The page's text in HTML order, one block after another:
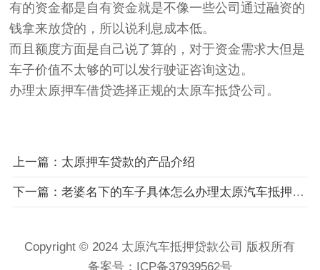
有的资金都是自有资金就是不像一些公司通过融资的
钱拿来放贷的，所以说利息成本低。
而且额度方面是自己说了算的，对于资金需求大但是
车子价值不太够的可以发行驶证咨询这边。
办理太原押车借贷选择正规的太原车抵贷公司。
上一篇：太原押车贷款的产品介绍
下一篇：老婆名下的车子具体怎么办理太原汽车抵押贷款
Copyright © 2024 太原汽车抵押贷款公司 版权所有
备案号： ICP备37939562号